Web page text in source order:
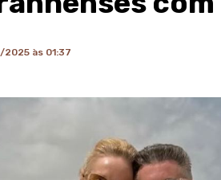
2025 às 01:37